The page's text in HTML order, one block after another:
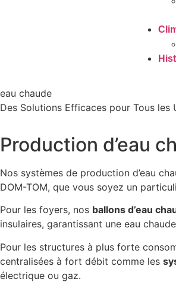
eau chaude
Des Solutions Efficaces pour Tous les
Production d’eau
Nos systèmes de production d’eau
DOM-TOM, que vous soyez un
Pour les foyers, nos ballons d’eau
insulaires, garantissant une eau
Pour les structures à plus forte
centralisées à fort débit comme les
électrique ou gaz.